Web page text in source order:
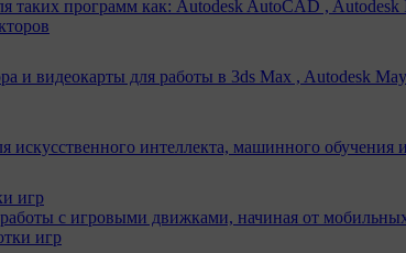
таких программ как: Autodesk AutoCAD ,
и видеокарты для работы в 3ds Max , Autodesk
искусственного интеллекта, машинного обучения
игр
с игровыми движками, начиная от